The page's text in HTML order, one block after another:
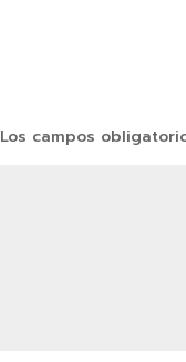
Los campos